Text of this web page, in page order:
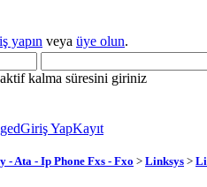
yapın veya üye olun.
aktif kalma süresini giriniz
Giriş YapKayıt
- Ata - Ip Phone Fxs - Fxo > Linksys >